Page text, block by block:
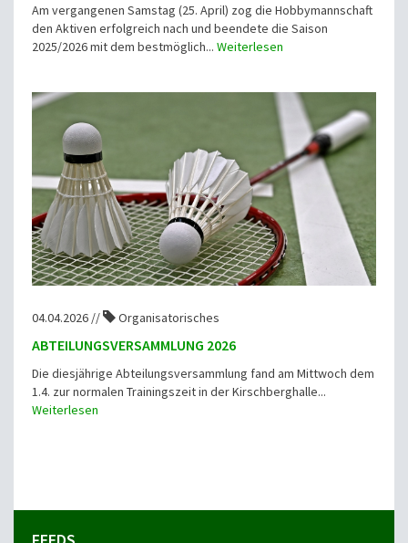
Am vergangenen Samstag (25. April) zog die Hobbymannschaft
den Aktiven erfolgreich nach und beendete die Saison
2025/2026 mit dem bestmöglich... Weiterlesen
04.04.2026 // Organisatorisches
ABTEILUNGSVERSAMMLUNG 2026
Die diesjährige Abteilungsversammlung fand am Mittwoch dem
1.4. zur normalen Trainingszeit in der Kirschberghalle...
Weiterlesen